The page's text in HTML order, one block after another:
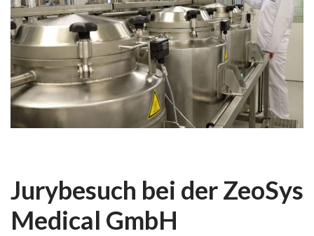
Jurybesuch bei der ZeoSys
Medical GmbH